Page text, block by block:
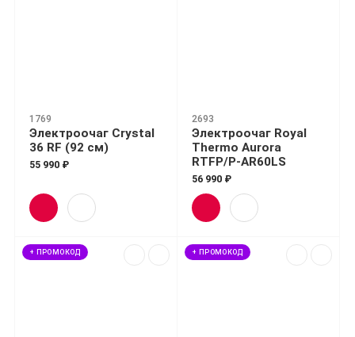
1769
Электроочаг Crystal
36 RF (92 см)
55 990 ₽
2693
Электроочаг Royal
Thermo Aurora
RTFP/P-AR60LS
56 990 ₽
+ ПРОМОКОД + ПРОМОКОД